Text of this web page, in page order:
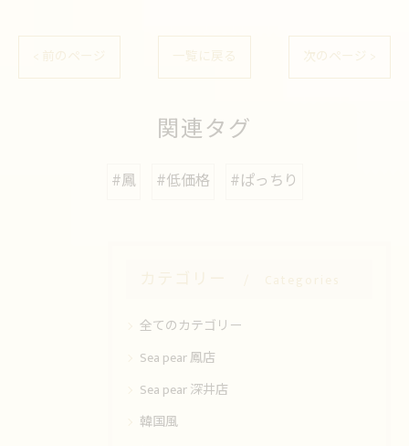
< 前のページ 一覧に戻る 次のページ >
関連タグ
#鳳 #低価格 #ぱっちり
カテゴリー Categories
全てのカテゴリー
Sea pear 鳳店
Sea pear 深井店
韓国風